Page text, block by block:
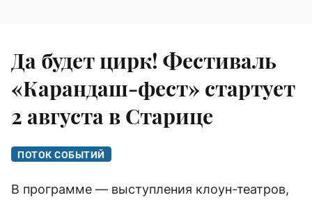
Да будет цирк! Фестиваль
«Карандаш-фест» стартует
2 августа в Старице
ПОТОК СОБЫТИЙ
В программе — выступления клоун-театров,